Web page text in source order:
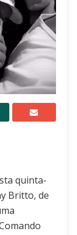
quinta-
Britto, de